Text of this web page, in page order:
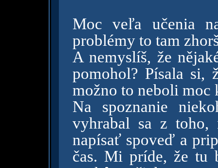
Moc veľa učenia
problémy to tam
A nemyslíš, že
pomohol? Písala si,
možno to neboli moc
Na spoznanie
vyhrabal sa z
napísať spoveď a
čas. Mi príde, že tu